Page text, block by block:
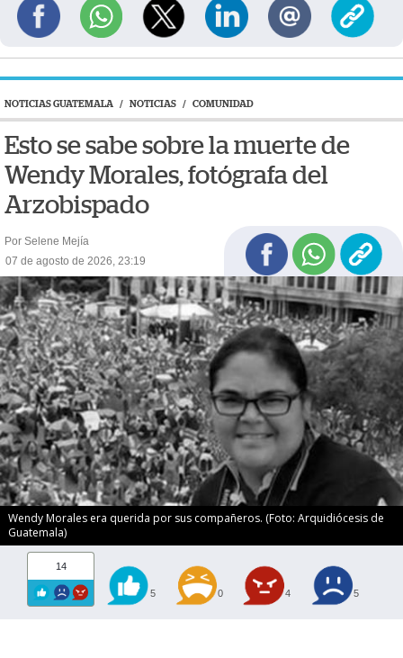
NOTICIAS GUATEMALA / NOTICIAS / COMUNIDAD
Esto se sabe sobre la muerte de
Wendy Morales, fotógrafa del
Arzobispado
Por Selene Mejía
07 de agosto de 2026, 23:19
Wendy Morales era querida por sus compañeros. (Foto: Arquidiócesis de
Guatemala)
14
5 0 4 5